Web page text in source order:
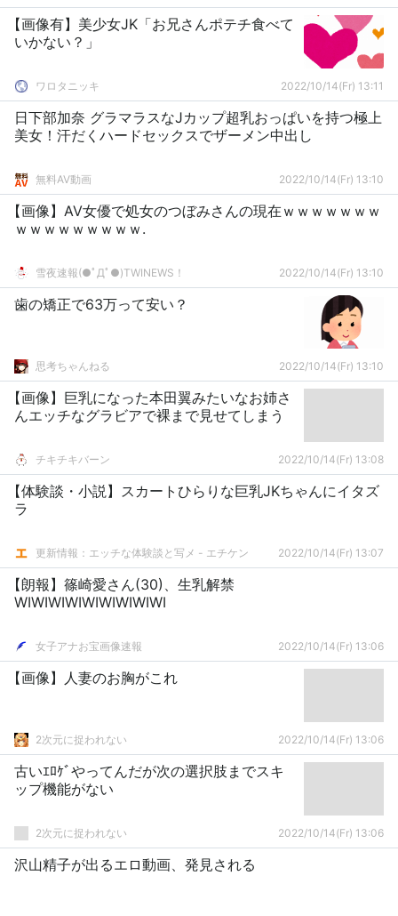
【画像有】美少女JK「お兄さんポテチ食べて
いかない？」
ワロタニッキ 2022/10/14(Fr) 13:11
日下部加奈 グラマラスなJカップ超乳おっぱいを持つ極上
美女！汗だくハードセックスでザーメン中出し
無料AV動画 2022/10/14(Fr) 13:10
【画像】AV女優で処女のつぼみさんの現在ｗｗｗｗｗｗｗ
ｗｗｗｗｗｗｗｗｗ.
雪夜速報(●ﾟДﾟ●)TWINEWS！ 2022/10/14(Fr) 13:10
歯の矯正で63万って安い？
思考ちゃんねる 2022/10/14(Fr) 13:10
【画像】巨乳になった本田翼みたいなお姉さ
んエッチなグラビアで裸まで見せてしまう
チキチキバーン 2022/10/14(Fr) 13:08
【体験談・小説】スカートひらりな巨乳JKちゃんにイタズ
ラ
更新情報：エッチな体験談と写メ - エチケン 2022/10/14(Fr) 13:07
【朗報】篠崎愛さん(30)、生乳解禁
WIWIWIWIWIWIWIWIWI
女子アナお宝画像速報 2022/10/14(Fr) 13:06
【画像】人妻のお胸がこれ
2次元に捉われない 2022/10/14(Fr) 13:06
古いｴﾛｹﾞやってんだが次の選択肢までスキ
ップ機能がない
2次元に捉われない 2022/10/14(Fr) 13:06
沢山精子が出るエロ動画、発見される